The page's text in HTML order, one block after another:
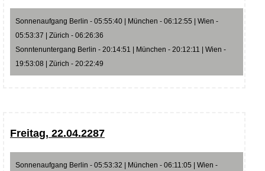
Sonnenaufgang Berlin - 05:55:40 | München - 06:12:55 | Wien -
05:53:37 | Zürich - 06:26:36
Sonntenuntergang Berlin - 20:14:51 | München - 20:12:11 | Wien -
19:53:08 | Zürich - 20:22:49
Freitag, 22.04.2287
Sonnenaufgang Berlin - 05:53:32 | München - 06:11:05 | Wien -